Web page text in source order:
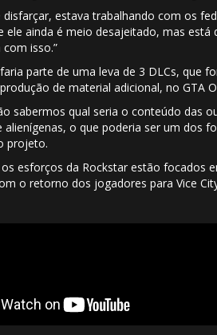
disfarçar, estava trabalhando com os
ele ainda é meio desajeitado, mas
isso.”
parte de uma leva de 3 DLCs, que
de material adicional, no GTA
sabermos qual seria o conteúdo das
alienígenas, o que poderia ser um dos
projeto.
esforços da Rockstar estão focados
o retorno dos jogadores para Vice